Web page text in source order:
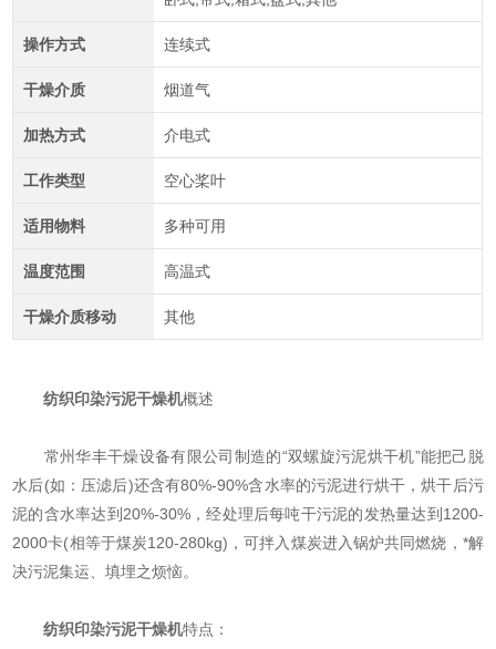
操作方式 连续式
干燥介质 烟道气
加热方式 介电式
工作类型 空心桨叶
适用物料 多种可用
温度范围 高温式
干燥介质移动 其他
纺织印染污泥干燥机概述
常州华丰干燥设备有限公司制造的“双螺旋污泥烘干机”能把己脱
水后(如：压滤后)还含有80%-90%含水率的污泥进行烘干，烘干后污
泥的含水率达到20%-30%，经处理后每吨干污泥的发热量达到1200-
2000卡(相等于煤炭120-280kg)，可拌入煤炭进入锅炉共同燃烧，*解
决污泥集运、填埋之烦恼。
纺织印染污泥干燥机特点：